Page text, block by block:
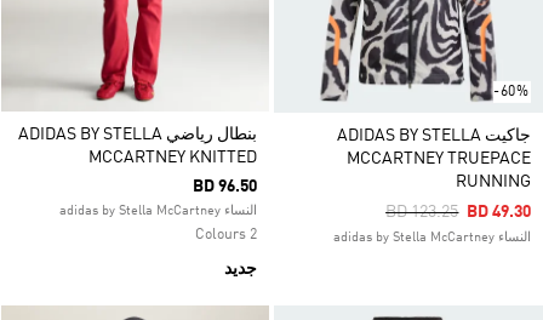
-60%
جاكيت ADIDAS BY STELLA
MCCARTNEY TRUEPACE
RUNNING
Price Reduced From
BD 123.25ToBD 49.30
النساء adidas by Stella McCartney
بنطال رياضي ADIDAS BY STELLA
MCCARTNEY KNITTED
BD 96.50
النساء adidas by Stella McCartney
2 Colours
جديد